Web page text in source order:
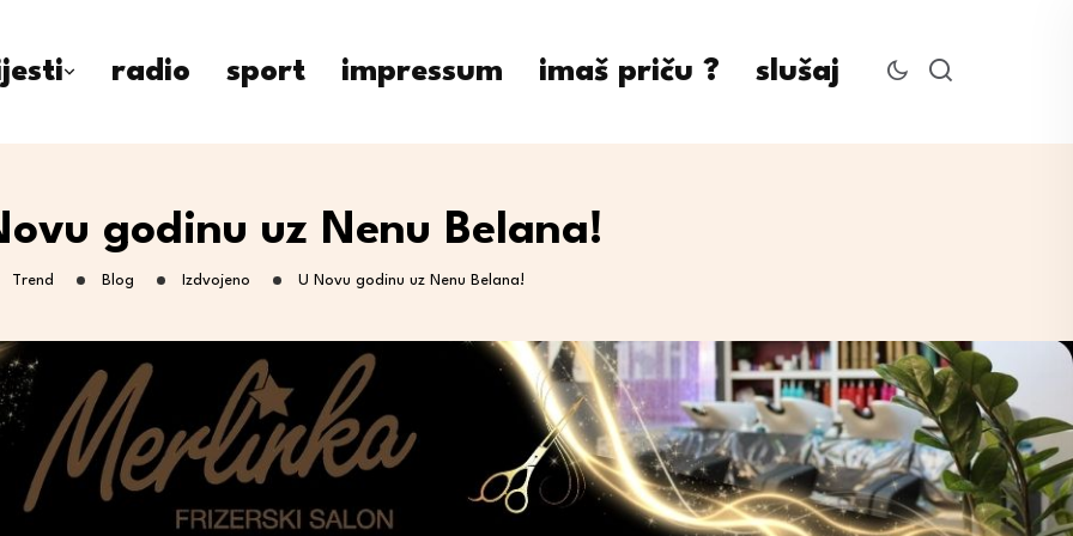
radio sport impressum imaš priču ? slušaj
godinu uz Nenu Belana!
Trend Blog Izdvojeno U Novu godinu uz Nenu Belana!